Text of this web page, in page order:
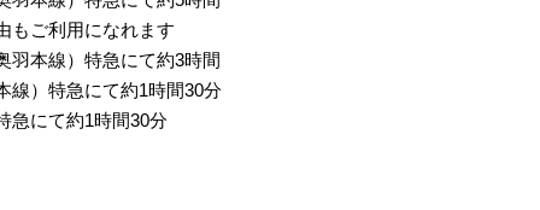
もご利用になれます
羽本線）特急にて約3時間
線）特急にて約1時間30分
急にて約1時間30分